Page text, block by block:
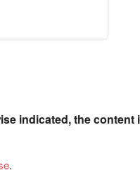
indicated, the content
.